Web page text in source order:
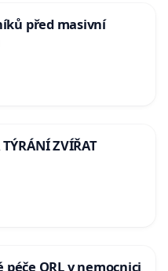
před masivní
TÝRÁNÍ ZVÍŘAT
ORL v nemocnici